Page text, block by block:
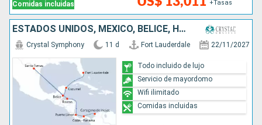
Comidas incluidas +Tasas
ESTADOS UNIDOS, MÉXICO, BELICE, HONDURAS, COSTA RICA, PANAMÁ, COLOMBIA
Crystal Symphony 11 d Fort Lauderdale 22/11/2027
Todo incluido de lujo
Servicio de mayordomo
Wifi ilimitado
Comidas incluidas